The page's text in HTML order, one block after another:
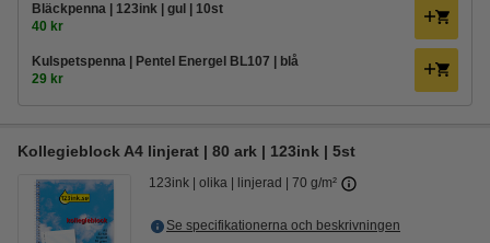
Bläckpenna | 123ink | gul | 10st
40 kr
Kulspetspenna | Pentel Energel BL107 | blå
29 kr
Kollegieblock A4 linjerat | 80 ark | 123ink | 5st
123ink olika linjerad 70 g/m²
Se specifikationerna och beskrivningen